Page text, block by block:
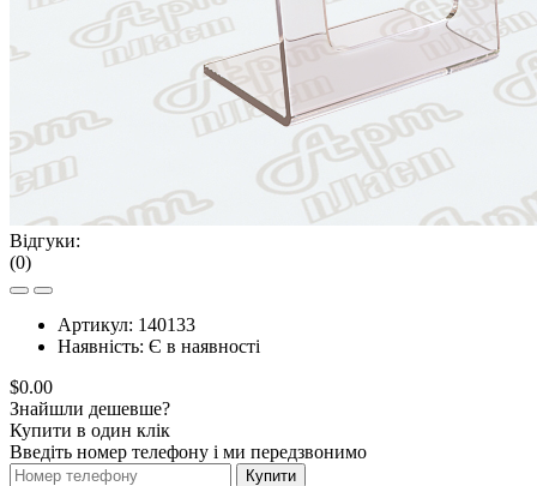
Відгуки:
(0)
Артикул: 140133
Наявність: Є в наявності
$0.00
Знайшли дешевше?
Купити в один клік
Введіть номер телефону і ми передзвонимо
Купити